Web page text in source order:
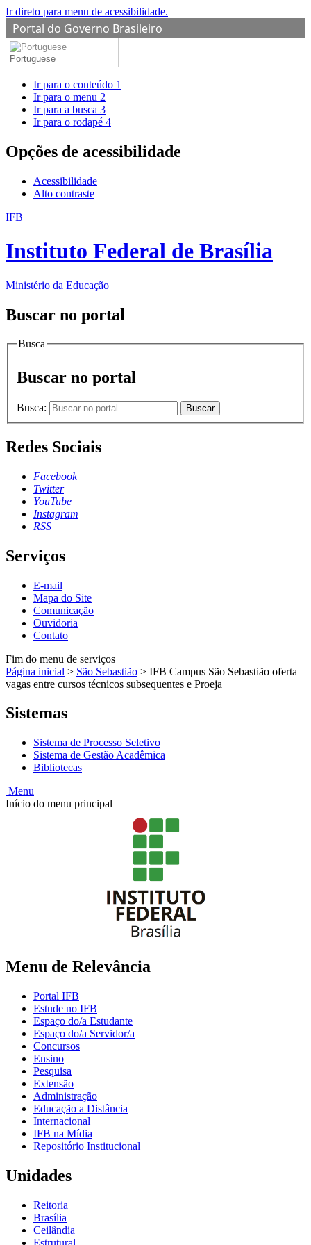
Ir direto para menu de acessibilidade.
Portal do Governo Brasileiro
Portuguese
Ir para o conteúdo 1
Ir para o menu 2
Ir para a busca 3
Ir para o rodapé 4
Opções de acessibilidade
Acessibilidade
Alto contraste
IFB
Instituto Federal de Brasília
Ministério da Educação
Buscar no portal
Busca
Buscar no portal
Busca: Buscar
Redes Sociais
Facebook
Twitter
YouTube
Instagram
RSS
Serviços
E-mail
Mapa do Site
Comunicação
Ouvidoria
Contato
Fim do menu de serviços
Página inicial > São Sebastião > IFB Campus São Sebastião oferta
vagas entre cursos técnicos subsequentes e Proeja
Sistemas
Sistema de Processo Seletivo
Sistema de Gestão Acadêmica
Bibliotecas
Menu
Início do menu principal
Menu de Relevância
Portal IFB
Estude no IFB
Espaço do/a Estudante
Espaço do/a Servidor/a
Concursos
Ensino
Pesquisa
Extensão
Administração
Educação a Distância
Internacional
IFB na Mídia
Repositório Institucional
Unidades
Reitoria
Brasília
Ceilândia
Estrutural